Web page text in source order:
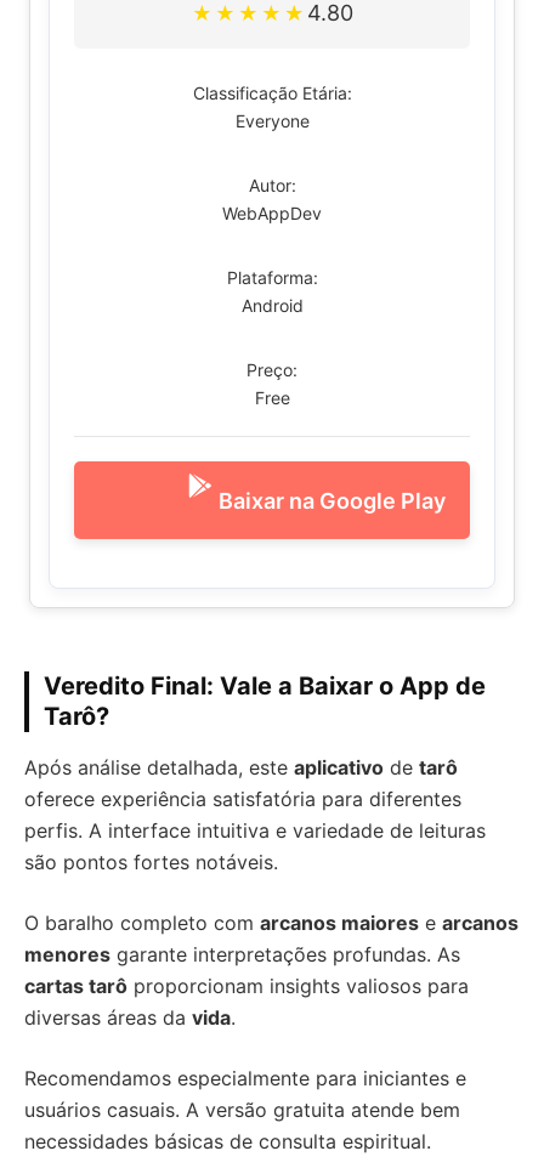
★ ★ ★ ★ ★ 4.80
Classificação Etária:
Everyone
Autor:
WebAppDev
Plataforma:
Android
Preço:
Free
Baixar na Google Play
Veredito Final: Vale a Baixar o App de
Tarô?
Após análise detalhada, este aplicativo de tarô
oferece experiência satisfatória para diferentes
perfis. A interface intuitiva e variedade de leituras
são pontos fortes notáveis.
O baralho completo com arcanos maiores e arcanos
menores garante interpretações profundas. As
cartas tarô proporcionam insights valiosos para
diversas áreas da vida.
Recomendamos especialmente para iniciantes e
usuários casuais. A versão gratuita atende bem
necessidades básicas de consulta espiritual.